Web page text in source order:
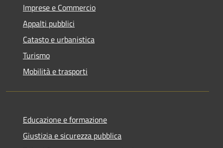
Imprese e Commercio
Appalti pubblici
Catasto e urbanistica
Turismo
Mobilità e trasporti
Educazione e formazione
Giustizia e sicurezza pubblica